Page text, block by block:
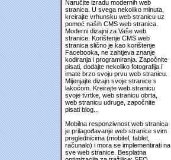
Naručite izradu modernih web
stranica. U svega nekoliko minuta,
kreirajte vrhunsku web stranicu uz
pomoć naših CMS web stranica.
Moderni dizajni za Vaše web
stranice. Korištenje CMS web
stranica slično je kao korištenje
Facebooka, ne zahtjeva znanje
kodiranja i programiranja. Započnite
pisati, dodajte nekoliko fotografija i
imate brzo svoju prvu web stranicu.
Mijenjajte dizajn svoje stranice s
lakoćom. Kreirajte web stranicu
svoje tvrtke, web stranicu obrta,
web stranicu udruge, započnite
pisati blog...
Mobilna responzivnost web stranica
je prilagođavanje web stranice svim
preglednicima (mobitel, tablet,
računalo) i mora se implementirati na
sve web stranice. Besplatna